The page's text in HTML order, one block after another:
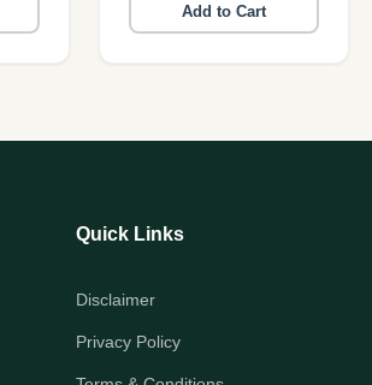
Add to Cart
Quick Links
Disclaimer
Privacy Policy